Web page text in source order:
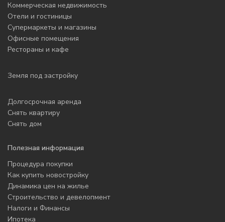
Коммерческая недвижимость
Отели и гостиницы
Супермаркеты и магазины
Офисные помещения
Рестораны и кафе
Земля под застройку
Долгосрочная аренда
Снять квартиру
Снять дом
Полезная информация
Процедура покупки
Как купить новостройку
Динамика цен на жилье
Строительство и девелопмент
Налоги и Финансы
Ипотека